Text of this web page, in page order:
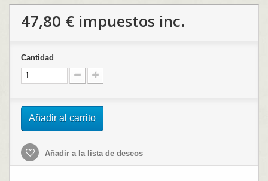
47,80 € impuestos inc.
Cantidad
Añadir al carrito
Añadir a la lista de deseos